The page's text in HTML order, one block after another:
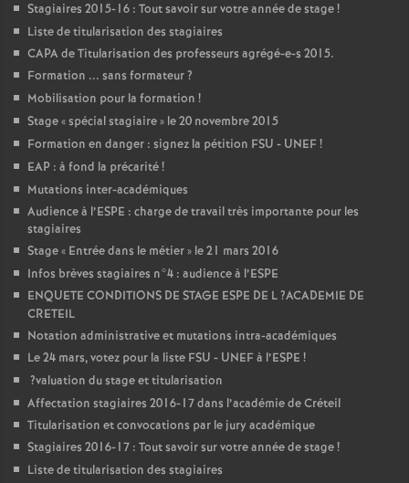
Stagiaires 2015-16 : Tout savoir sur votre année de stage!
Liste de titularisation des stagiaires
CAPAde Titularisation des professeurs agrégé-e-s 2015.
Formation ... sans formateur?
Mobilisation pour la formation !
Stage «spécial stagiaire» le 20 novembre 2015
Formation en danger : signez la pétition FSU - UNEF!
EAP : à fond la précarité!
Mutations inter-académiques
Audience à l’ESPE : charge de travail très importante pour les
stagiaires
Stage « Entrée dans le métier» le 21 mars 2016
Infos brèves stagiaires n°4 : audience à l’ESPE
ENQUETE CONDITIONS DE STAGE ESPE DE L?ACADEMIE DE
CRETEIL
Notation administrative et mutations intra-académiques
Le 24 mars, votez pour la liste FSU - UNEFà l’ESPE !
?valuation du stage et titularisation
Affectation stagiaires 2016-17 dans l’académie de Créteil
Titularisation et convocations par le jury académique
Stagiaires 2016-17 : Tout savoir sur votre année de stage!
Liste de titularisation des stagiaires